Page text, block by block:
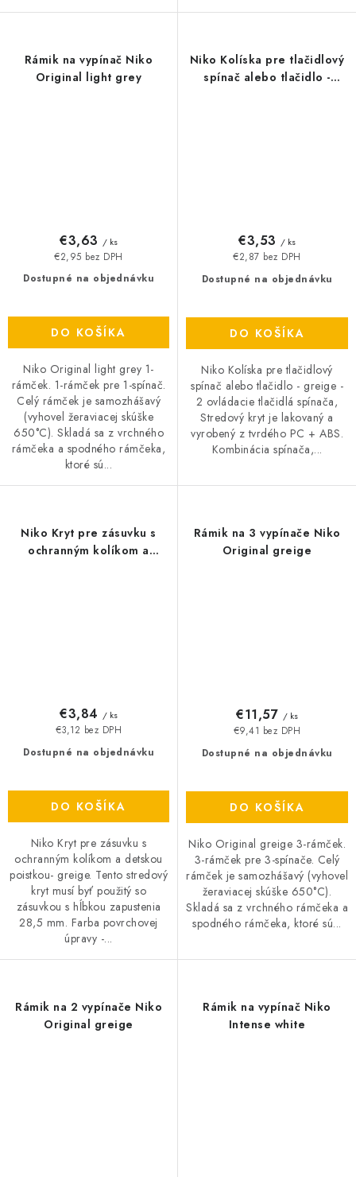
Rámik na vypínač Niko
Original light grey
Dostupné na objednávku
€2,95 bez DPH
€3,63 / ks
DO KOŠÍKA
Niko Original light grey 1-
rámček. 1-rámček pre 1-spínač.
Celý rámček je samozhášavý
(vyhovel žeraviacej skúške
650°C). Skladá sa z vrchného
rámčeka a spodného rámčeka,
ktoré sú...
Niko Kolíska pre tlačidlový
spínač alebo tlačidlo -
Dostupné na objednávku
€2,87 bez DPH
€3,53 / ks
DO KOŠÍKA
Niko Kolíska pre tlačidlový
spínač alebo tlačidlo - greige -
2 ovládacie tlačidlá spínača,
Stredový kryt je lakovaný a
vyrobený z tvrdého PC + ABS.
Kombinácia spínača,...
Niko Kryt pre zásuvku s
ochranným kolíkom a
Dostupné na objednávku
€3,12 bez DPH
€3,84 / ks
DO KOŠÍKA
Niko Kryt pre zásuvku s
ochranným kolíkom a detskou
poistkou- greige. Tento stredový
kryt musí byť použitý so
zásuvkou s hĺbkou zapustenia
28,5 mm. Farba povrchovej
úpravy -...
Rámik na 3 vypínače Niko
Original greige
Dostupné na objednávku
€9,41 bez DPH
€11,57 / ks
DO KOŠÍKA
Niko Original greige 3-rámček.
3-rámček pre 3-spínače. Celý
rámček je samozhášavý (vyhovel
žeraviacej skúške 650°C).
Skladá sa z vrchného rámčeka a
spodného rámčeka, ktoré sú...
Rámik na 2 vypínače Niko
Original greige
Rámik na vypínač Niko
Intense white